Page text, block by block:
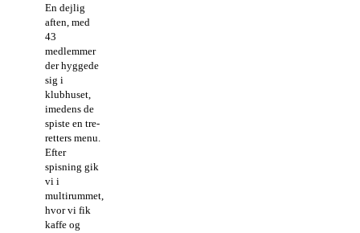
En dejlig
aften, med
43
medlemmer
der hyggede
sig i
klubhuset,
imedens de
spiste en tre-
retters menu.
Efter
spisning gik
vi i
multirummet,
hvor vi fik
kaffe og